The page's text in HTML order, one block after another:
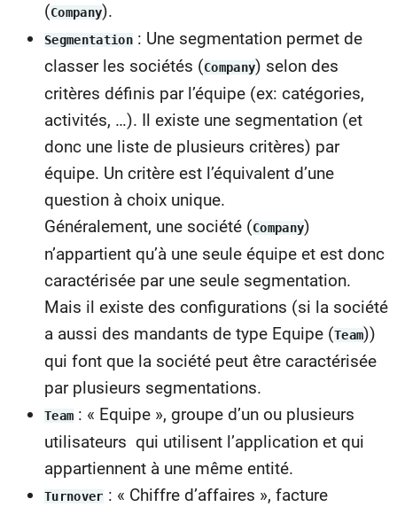
(Company).
Segmentation: Une segmentation permet de
classer les sociétés (Company) selon des
critères définis par l’équipe (ex: catégories,
activités, …). Il existe une segmentation (et
donc une liste de plusieurs critères) par
équipe. Un critère est l’équivalent d’une
question à choix unique.
Généralement, une société (Company)
n’appartient qu’à une seule équipe et est donc
caractérisée par une seule segmentation.
Mais il existe des configurations (si la société
a aussi des mandants de type Equipe (Team))
qui font que la société peut être caractérisée
par plusieurs segmentations.
Team : « Equipe », groupe d’un ou plusieurs
utilisateurs qui utilisent l’application et qui
appartiennent à une même entité.
Turnover : « Chiffre d’affaires », facture